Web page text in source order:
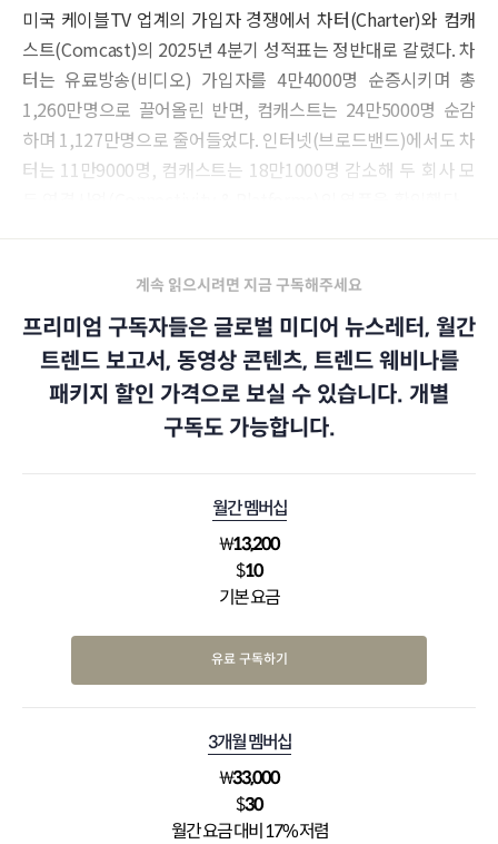
미국 케이블TV 업계의 가입자 경쟁에서 차터(Charter)와 컴캐
스트(Comcast)의 2025년 4분기 성적표는 정반대로 갈렸다. 차
터는 유료방송(비디오) 가입자를 4만4000명 순증시키며 총
1,260만명으로 끌어올린 반면, 컴캐스트는 24만5000명 순감
하며 1,127만명으로 줄어들었다. 인터넷(브로드밴드)에서도 차
터는 11만9000명, 컴캐스트는 18만1000명 감소해 두 회사 모
계속 읽으시려면 지금 구독해주세요
프리미엄 구독자들은 글로벌 미디어 뉴스레터, 월간
트렌드 보고서, 동영상 콘텐츠, 트렌드 웨비나를
패키지 할인 가격으로 보실 수 있습니다. 개별
구독도 가능합니다.
월간 멤버십
₩13,200
$10
기본 요금
유료 구독하기
3개월 멤버십
₩33,000
$30
월간 요금 대비 17% 저렴